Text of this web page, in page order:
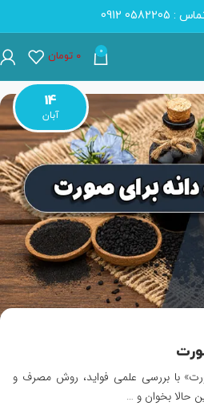
0912
0 ۰ تومان
14
آبان
با بررسی علمی فواید، روش مصرف و
حالا بخوان و …